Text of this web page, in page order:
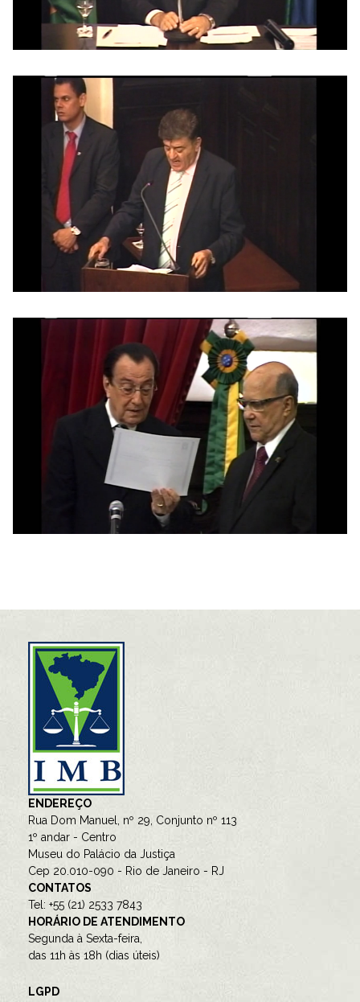
ENDEREÇO
Rua Dom Manuel, nº 29, Conjunto nº 113
1º andar - Centro
Museu do Palácio da Justiça
Cep 20.010-090 - Rio de Janeiro - RJ
CONTATOS
Tel: +55 (21) 2533 7843
HORÁRIO DE ATENDIMENTO
Segunda à Sexta-feira,
das 11h às 18h (dias úteis)
LGPD